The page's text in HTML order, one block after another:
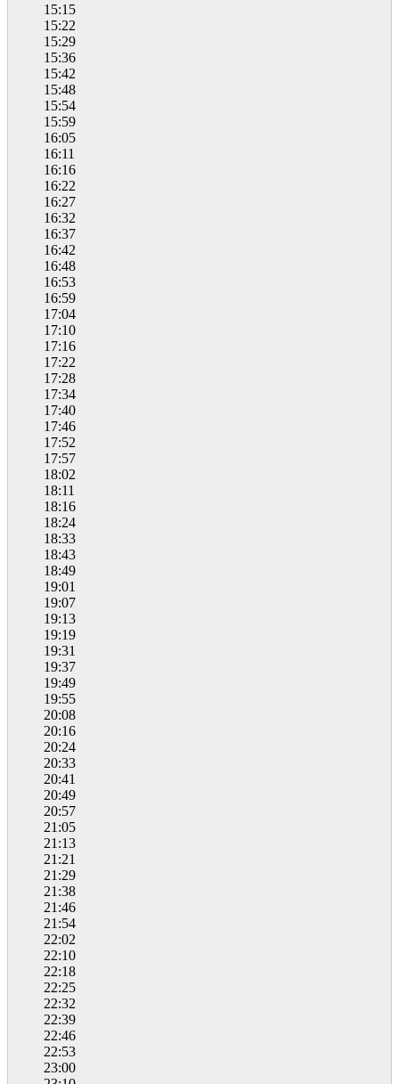
15:15
15:22
15:29
15:36
15:42
15:48
15:54
15:59
16:05
16:11
16:16
16:22
16:27
16:32
16:37
16:42
16:48
16:53
16:59
17:04
17:10
17:16
17:22
17:28
17:34
17:40
17:46
17:52
17:57
18:02
18:11
18:16
18:24
18:33
18:43
18:49
19:01
19:07
19:13
19:19
19:31
19:37
19:49
19:55
20:08
20:16
20:24
20:33
20:41
20:49
20:57
21:05
21:13
21:21
21:29
21:38
21:46
21:54
22:02
22:10
22:18
22:25
22:32
22:39
22:46
22:53
23:00